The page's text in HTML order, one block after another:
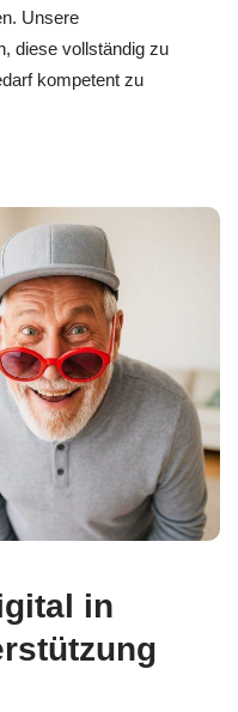
Unsere
diese vollständig zu
kompetent zu
in